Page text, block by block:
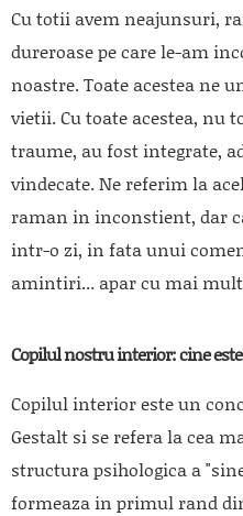
Cu totii avem neajunsuri,
dureroase pe care le-am
noastre. Toate acestea ne
vietii. Cu toate acestea, nu
traume, au fost integrate,
vindecate. Ne referim la
raman in inconstient, dar
intr-o zi, in fata unui
amintiri... apar cu mai
Copilul nostru interior: cine
Copilul interior este un
Gestalt si se refera la cea
structura psihologica a
formeaza in primul rand